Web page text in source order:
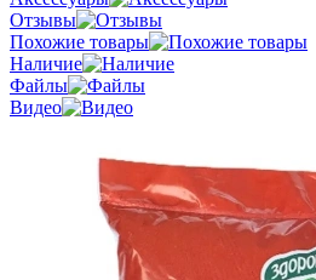
Отзывы
Похожие товары
Наличие
Файлы
Видео